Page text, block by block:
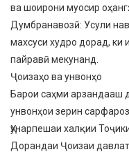
ва шоирони муосир
​Думбранавозӣ: Усули
махсуси худро дорад, ки
пайравӣ мекунанд.
​Ҷоизаҳо ва унвонҳо
​Барои саҳми арзандааш
унвонҳои зерин
​Ҳунарпешаи халқии
​Дорандаи Ҷоизаи